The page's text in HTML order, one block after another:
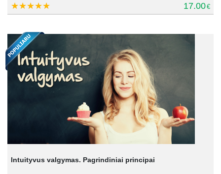
17.00€
Intuityvus valgymas. Pagrindiniai principai